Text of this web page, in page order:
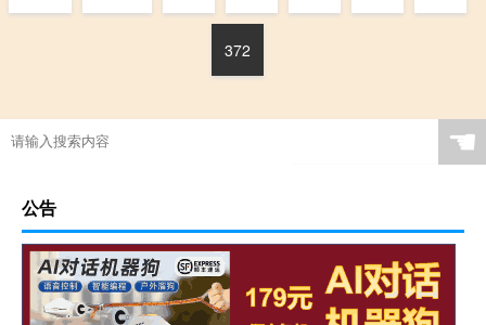
372
☚
公告